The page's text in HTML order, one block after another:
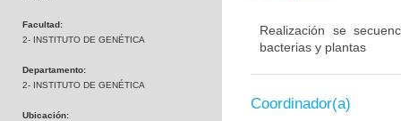
Facultad:
2- INSTITUTO DE GENÉTICA
Departamento:
2- INSTITUTO DE GENÉTICA
Ubicación:
Realización se
bacterias y plantas
Coordinador(a)